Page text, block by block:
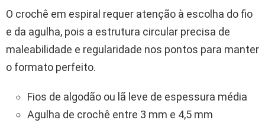
O crochê em espiral requer atenção à escolha do fio
e da agulha, pois a estrutura circular precisa de
maleabilidade e regularidade nos pontos para manter
o formato perfeito.
Fios de algodão ou lã leve de espessura média
Agulha de crochê entre 3 mm e 4,5 mm